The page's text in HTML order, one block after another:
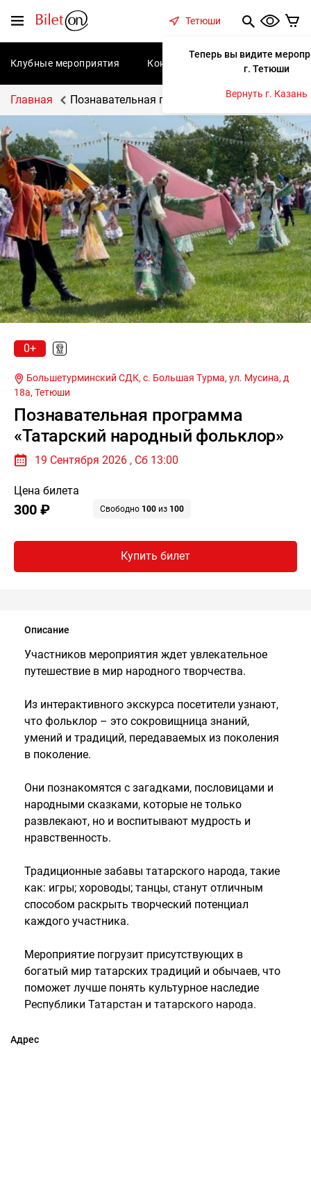
Меню
Тетюши
Теперь вы видите
г. Тетюши
Вернуть г. Казань
Клубные мероприятия Концерты Спектакли
Главная Познавательная программа «Татарский
0+
18а, Тетюши
Познавательная программа
«Татарский народный фольклор»
19 Сентября 2026 , Сб 13:00
Цена билета
300 ₽ Свободно 100 из 100
Купить билет
Описание
Участников мероприятия ждет увлекательное
путешествие в мир народного творчества.
Из интерактивного экскурса посетители узнают,
что фольклор – это сокровищница знаний,
умений и традиций, передаваемых из поколения
в поколение.
Они познакомятся с загадками, пословицами и
народными сказками, которые не только
развлекают, но и воспитывают мудрость и
нравственность.
Традиционные забавы татарского народа, такие
как: игры; хороводы; танцы, станут отличным
способом раскрыть творческий потенциал
каждого участника.
Мероприятие погрузит присутствующих в
богатый мир татарских традиций и обычаев, что
поможет лучше понять культурное наследие
Республики Татарстан и татарского народа.
Адрес